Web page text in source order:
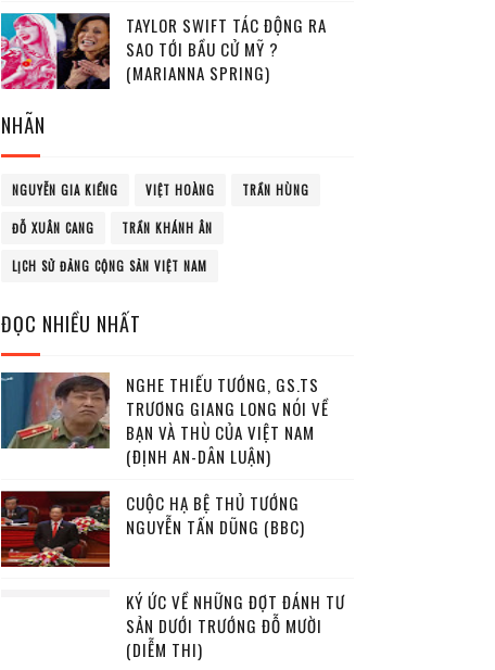
TAYLOR SWIFT TÁC ĐỘNG RA
SAO TỚI BẦU CỬ MỸ ?
(MARIANNA SPRING)
NHÃN
NGUYỄN GIA KIỂNG VIỆT HOÀNG TRẦN HÙNG
ĐỖ XUÂN CANG TRẦN KHÁNH ÂN
LỊCH SỬ ĐẢNG CỘNG SẢN VIỆT NAM
ĐỌC NHIỀU NHẤT
NGHE THIẾU TƯỚNG, GS.TS
TRƯƠNG GIANG LONG NÓI VỀ
BẠN VÀ THÙ CỦA VIỆT NAM
(ĐỊNH AN-DÂN LUẬN)
CUỘC HẠ BỆ THỦ TƯỚNG
NGUYỄN TẤN DŨNG (BBC)
KÝ ỨC VỀ NHỮNG ĐỢT ĐÁNH TƯ
SẢN DƯỚI TRƯỚNG ĐỖ MƯỜI
(DIỄM THI)